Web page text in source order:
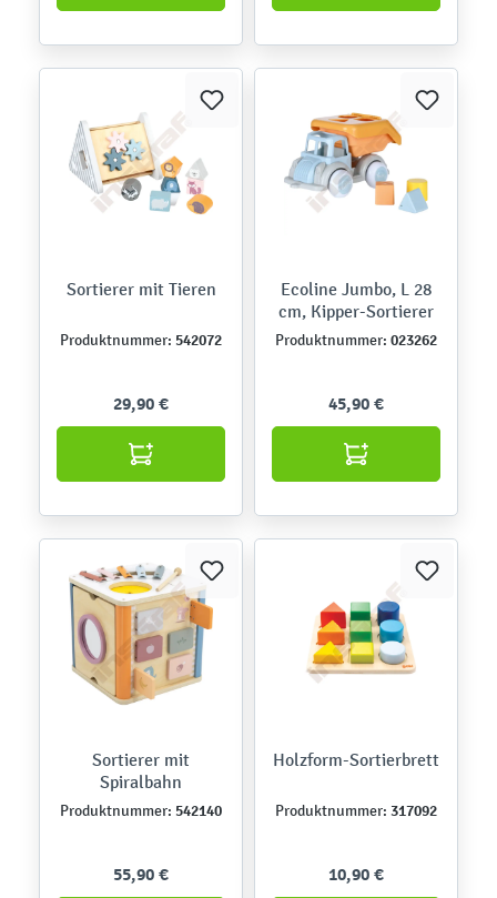
Sortierer mit Tieren
Produktnummer: 542072
29,90 €
Ecoline Jumbo, L 28
cm, Kipper-Sortierer
Produktnummer: 023262
45,90 €
Sortierer mit
Spiralbahn
Produktnummer: 542140
55,90 €
Holzform-Sortierbrett
Produktnummer: 317092
10,90 €